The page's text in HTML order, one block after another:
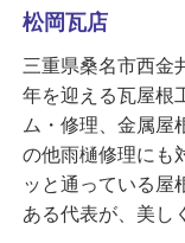
松岡瓦店
三重県桑名市西金
年を迎える瓦屋根
ム・修理、金属屋
の他雨樋修理にも
ッと通っている屋
ある代表が、美し